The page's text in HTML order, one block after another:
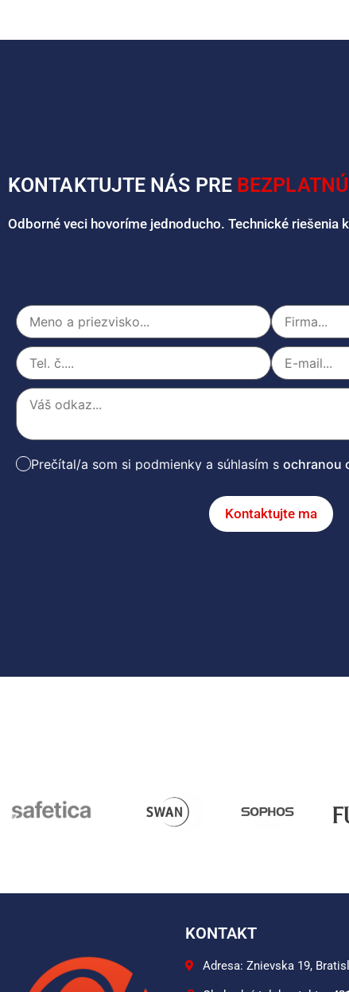
KONTAKTUJTE NÁS PRE
Odborné veci hovoríme jednoducho. Technické
Prečítal/a som si podmienky a súhlasím sochranou
Kontaktujte ma
KONTAKT
Adresa: Znievska 19,